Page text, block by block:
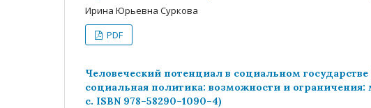
Ирина Юрьевна Суркова
PDF
Человеческий потенциал в социальном
социальная политика: возможности и
с. ISBN 978–58290–1090–4)